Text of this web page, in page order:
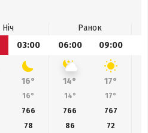
Ніч
Ранок
03:00 06:00 09:00
16° 14° 17°
16° 14° 17°
766 766 767
78 86 72